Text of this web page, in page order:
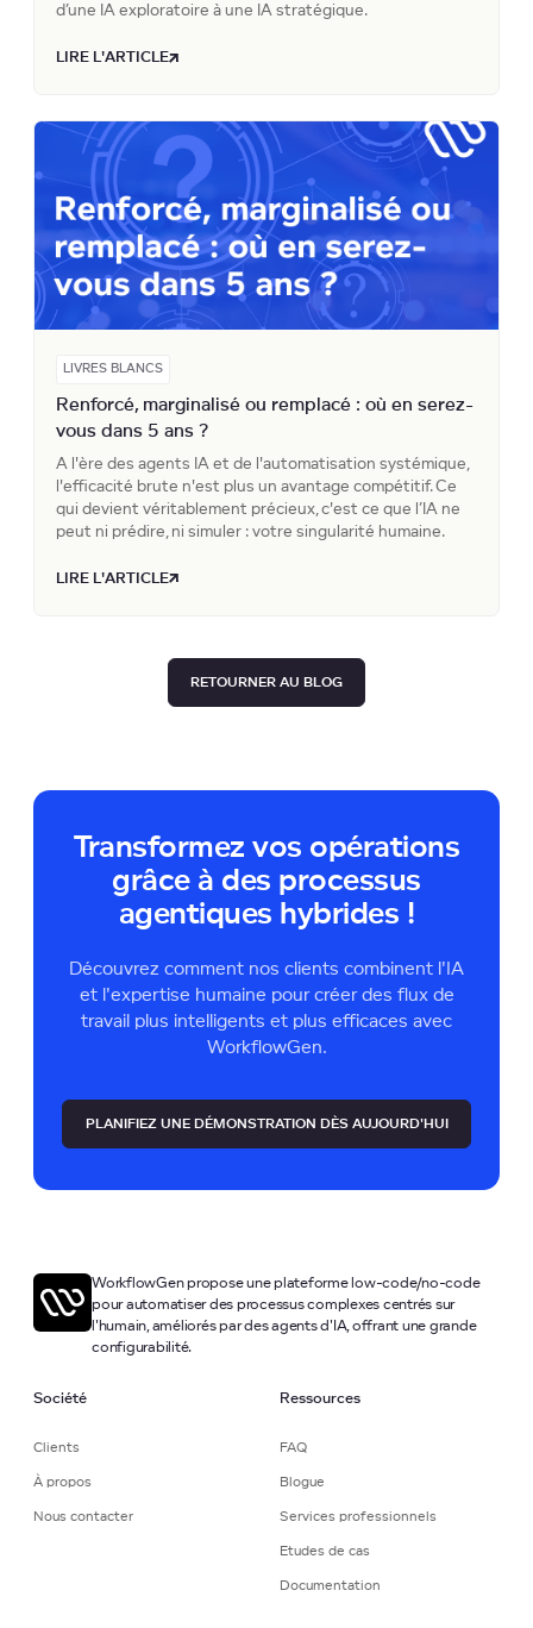
RETOURNER AU BLOG
d’une IA exploratoire à une IA stratégique.
LIRE L'ARTICLE
LIVRES BLANCS
Renforcé, marginalisé ou remplacé : où en serez-
vous dans 5 ans ?
A l'ère des agents IA et de l'automatisation systémique,
l'efficacité brute n'est plus un avantage compétitif. Ce
qui devient véritablement précieux, c'est ce que l’IA ne
peut ni prédire, ni simuler : votre singularité humaine.
LIRE L'ARTICLE
Transformez vos opérations
grâce à des processus
agentiques hybrides !
Découvrez comment nos clients combinent l'IA
et l'expertise humaine pour créer des flux de
travail plus intelligents et plus efficaces avec
WorkflowGen.
PLANIFIEZ UNE DÉMONSTRATION DÈS AUJOURD'HUI
WorkflowGen propose une plateforme low-code/no-code
pour automatiser des processus complexes centrés sur
l'humain, améliorés par des agents d'IA, offrant une grande
configurabilité.
Société
Clients
À propos
Nous contacter
Ressources
FAQ
Blogue
Services professionnels
Etudes de cas
Documentation